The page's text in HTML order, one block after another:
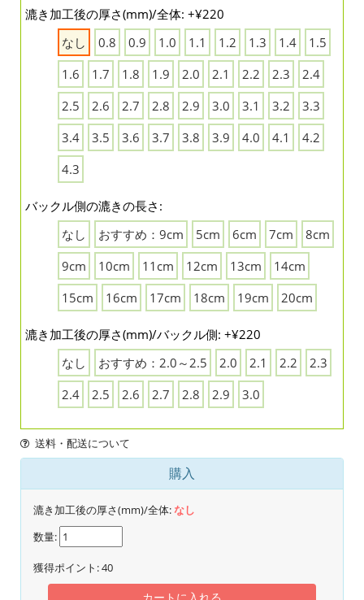
漉き加工後の厚さ(mm)/全体: +¥220
なし
0.8 0.9 1.0 1.1 1.2 1.3 1.4
1.5
1.6
1.7 1.8 1.9 2.0 2.1 2.2 2.3
2.4
2.5
2.6 2.7 2.8 2.9 3.0 3.1 3.2
3.3
3.4
3.5 3.6 3.7 3.8 3.9 4.0 4.1
4.2
4.3
バックル側の漉きの長さ:
なし
おすすめ：9cm 5cm 6cm 7cm
8cm
9cm
10cm 11cm 12cm 13cm
14cm
15cm
16cm 17cm 18cm 19cm 20cm
漉き加工後の厚さ(mm)/バックル側: +¥220
なし
おすすめ：2.0～2.5 2.0 2.1 2.2
2.3
2.4
2.5 2.6 2.7 2.8 2.9 3.0
送料・配送について
購入
漉き加工後の厚さ(mm)/全体:なし
数量:
獲得ポイント:40